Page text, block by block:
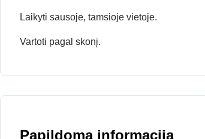
Laikyti sausoje, tamsioje vietoje.
Vartoti pagal skonį.
Papildoma informacija